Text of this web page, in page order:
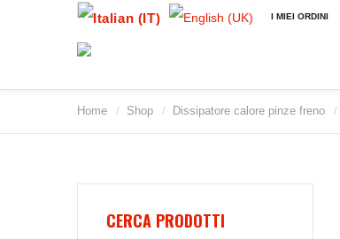
I MIEI ORDINI
2010
Home / Shop / Dissipatore calore pinze freno /
CERCA PRODOTTI